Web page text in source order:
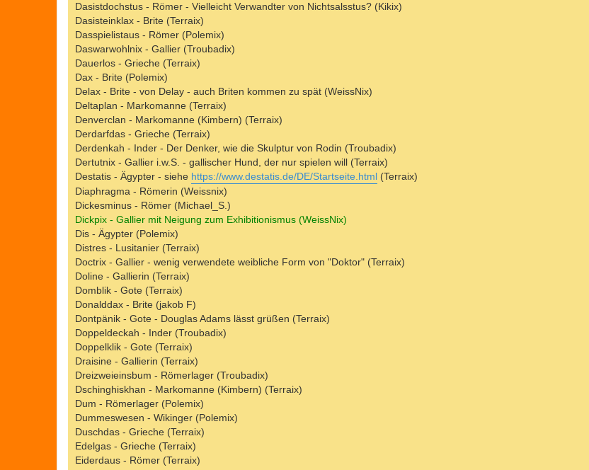
Dasistdochstus - Römer - Vielleicht Verwandter von Nichtsalsstus? (Kikix)
Dasisteinklax - Brite (Terraix)
Dasspielistaus - Römer (Polemix)
Daswarwohlnix - Gallier (Troubadix)
Dauerlos - Grieche (Terraix)
Dax - Brite (Polemix)
Delax - Brite - von Delay - auch Briten kommen zu spät (WeissNix)
Deltaplan - Markomanne (Terraix)
Denverclan - Markomanne (Kimbern) (Terraix)
Derdarfdas - Grieche (Terraix)
Derdenkah - Inder - Der Denker, wie die Skulptur von Rodin (Troubadix)
Dertutnix - Gallier i.w.S. - gallischer Hund, der nur spielen will (Terraix)
Destatis - Ägypter - siehe https://www.destatis.de/DE/Startseite.html (Terraix)
Diaphragma - Römerin (Weissnix)
Dickesminus - Römer (Michael_S.)
Dickpix - Gallier mit Neigung zum Exhibitionismus (WeissNix)
Dis - Ägypter (Polemix)
Distres - Lusitanier (Terraix)
Doctrix - Gallier - wenig verwendete weibliche Form von "Doktor" (Terraix)
Doline - Gallierin (Terraix)
Domblik - Gote (Terraix)
Donalddax - Brite (jakob F)
Dontpänik - Gote - Douglas Adams lässt grüßen (Terraix)
Doppeldeckah - Inder (Troubadix)
Doppelklik - Gote (Terraix)
Draisine - Gallierin (Terraix)
Dreizweieinsbum - Römerlager (Troubadix)
Dschinghiskhan - Markomanne (Kimbern) (Terraix)
Dum - Römerlager (Polemix)
Dummeswesen - Wikinger (Polemix)
Duschdas - Grieche (Terraix)
Edelgas - Grieche (Terraix)
Eiderdaus - Römer (Terraix)